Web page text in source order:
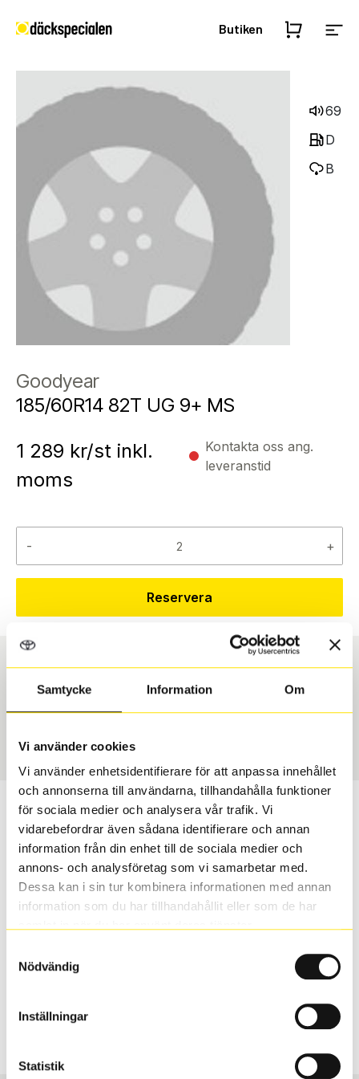
Samtycke Information Om
Vi använder cookies
Vi använder enhetsidentifierare för att anpassa innehållet
och annonserna till användarna, tillhandahålla funktioner
för sociala medier och analysera vår trafik. Vi
vidarebefordrar även sådana identifierare och annan
information från din enhet till de sociala medier och
annons- och analysföretag som vi samarbetar med.
Dessa kan i sin tur kombinera informationen med annan
information som du har tillhandahållit eller som de har
Nödvändig
Inställningar
Statistik
Butiken
69
D
B
Goodyear
185/60R14 82T UG 9+ MS
1 289 kr/st inkl.
moms
Kontakta oss ang.
leveranstid
- +
Reservera
Däcktyp Däckstorlek
60250
Passar detta däck min bil?
Ange registreringsnummer för att se om det däck du
valt passar din bilmodell. Om du köper däck som skall
sättas på dina befintliga fälgar, se till att kolla en extra
gång så att däck och fälg har samma dimensioner.
Ibland kan fälgen ha bytts ut under årens lopp och
fabrik.
S Sök